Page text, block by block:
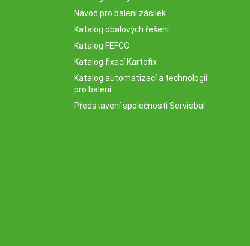
Návod pro balení zásilek
Katalog obalových řešení
Katalog FEFCO
Katalog fixací Kartofix
Katalog automatizací a technologií
pro balení
Představení společnosti Servisbal